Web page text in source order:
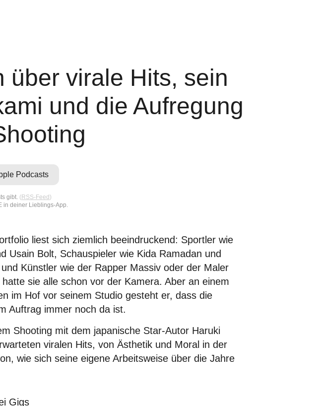
über virale Hits, sein
und die Aufregung
Podcasts
gibt. (RSS-Feed)
in deiner Lieblings-App.
liest sich ziemlich beeindruckend: Sportler wie
Usain Bolt, Schauspieler wie Kida Ramadan und
Künstler wie der Rapper Massiv oder der Maler
sie alle schon vor der Kamera. Aber an einem
im Hof vor seinem Studio gesteht er, dass die
Auftrag immer noch da ist.
Shooting mit dem japanische Star-Autor Haruki
viralen Hits, von Ästhetik und Moral in der
wie sich seine eigene Arbeitsweise über die Jahre
Gigs